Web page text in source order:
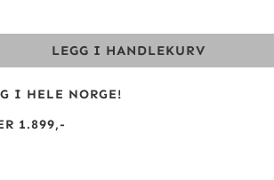
LEGG I HANDLEKURV
I HELE NORGE!
1.899,-